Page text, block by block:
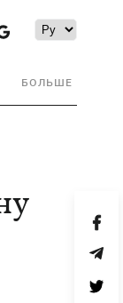
БОЛЬШЕ